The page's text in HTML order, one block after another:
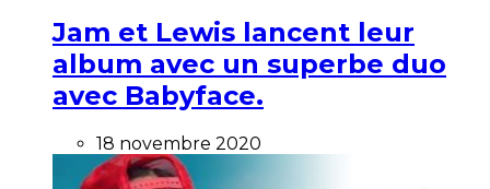
Jam et Lewis lancent leur
album avec un superbe duo
avec Babyface.
18 novembre 2020